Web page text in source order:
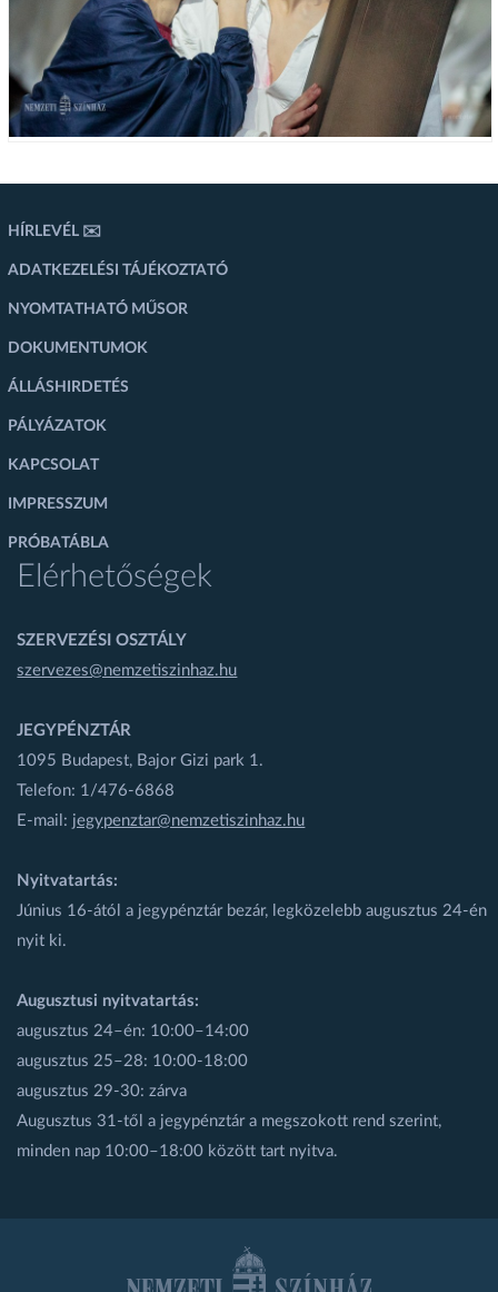
HÍRLEVÉL ✉️
ADATKEZELÉSI TÁJÉKOZTATÓ
NYOMTATHATÓ MŰSOR
DOKUMENTUMOK
ÁLLÁSHIRDETÉS
PÁLYÁZATOK
KAPCSOLAT
IMPRESSZUM
PRÓBATÁBLA
Elérhetőségek
SZERVEZÉSI OSZTÁLY
szervezes@nemzetiszinhaz.hu
JEGYPÉNZTÁR
1095 Budapest, Bajor Gizi park 1.
Telefon: 1/476-6868
E-mail: jegypenztar@nemzetiszinhaz.hu
Nyitvatartás:
Június 16-ától a jegypénztár bezár, legközelebb augusztus 24-én
nyit ki.
Augusztusi nyitvatartás:
augusztus 24–én: 10:00–14:00
augusztus 25–28: 10:00-18:00
augusztus 29-30: zárva
Augusztus 31-től a jegypénztár a megszokott rend szerint,
minden nap 10:00–18:00 között tart nyitva.